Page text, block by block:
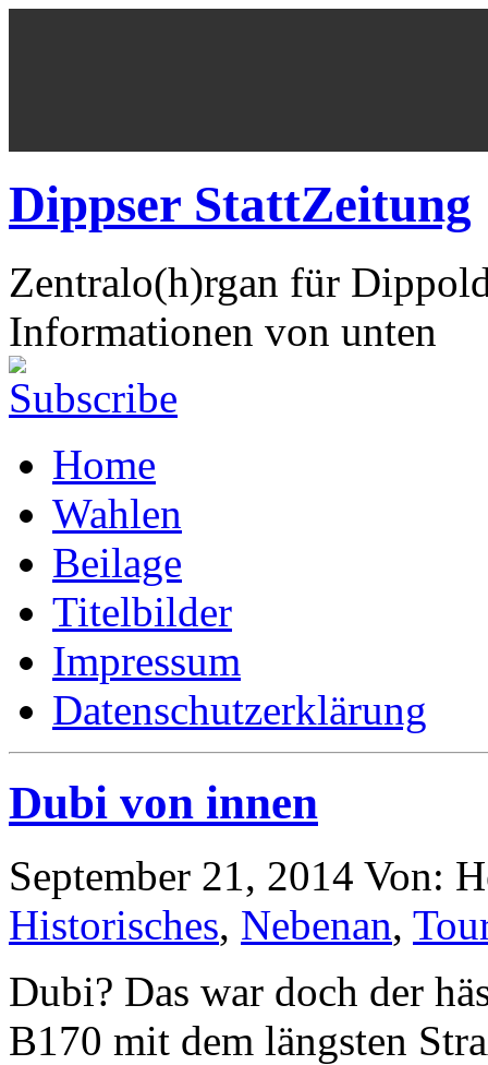
Dippser StattZeitung
Zentralo(h)rgan für
Informationen von unten
Home
Wahlen
Beilage
Titelbilder
Impressum
Datenschutzerklärung
Dubi von innen
September 21, 2014 Von:
Historisches, Nebenan,
Dubi? Das war doch der
B170 mit dem längsten